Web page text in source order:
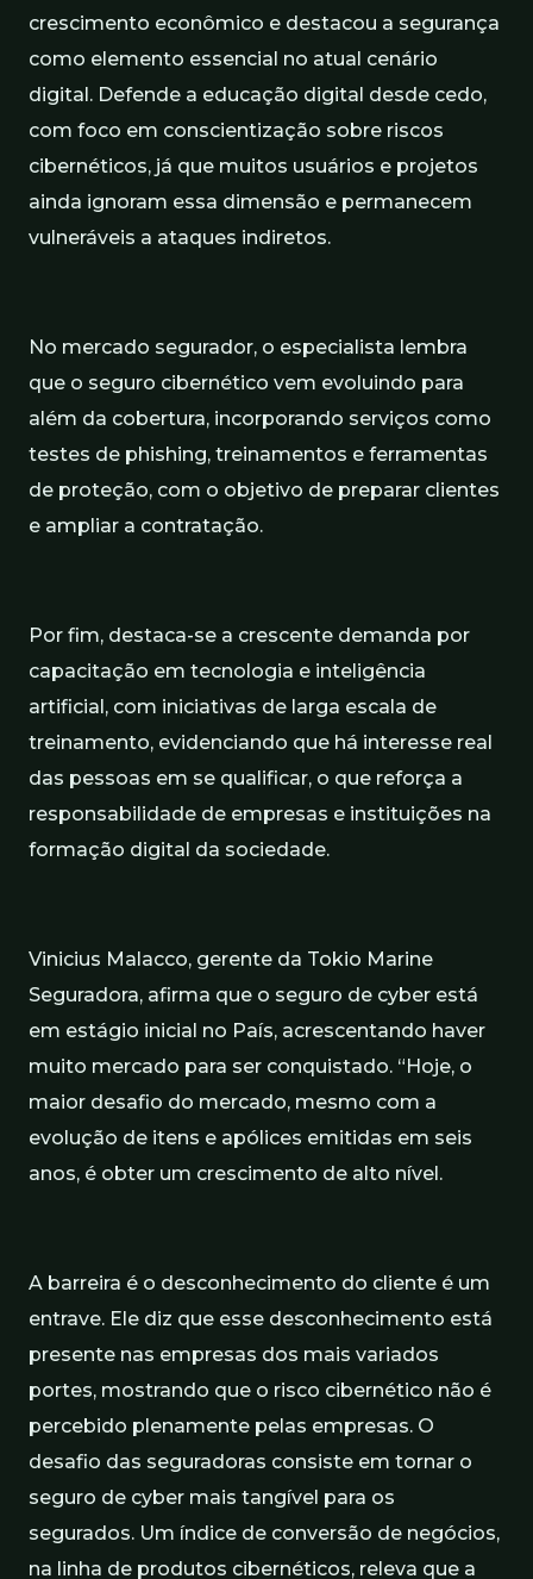
crescimento econômico e destacou a segurança
como elemento essencial no atual cenário
digital. Defende a educação digital desde cedo,
com foco em conscientização sobre riscos
cibernéticos, já que muitos usuários e projetos
ainda ignoram essa dimensão e permanecem
vulneráveis a ataques indiretos.
No mercado segurador, o especialista lembra
que o seguro cibernético vem evoluindo para
além da cobertura, incorporando serviços como
testes de phishing, treinamentos e ferramentas
de proteção, com o objetivo de preparar clientes
e ampliar a contratação.
Por fim, destaca-se a crescente demanda por
capacitação em tecnologia e inteligência
artificial, com iniciativas de larga escala de
treinamento, evidenciando que há interesse real
das pessoas em se qualificar, o que reforça a
responsabilidade de empresas e instituições na
formação digital da sociedade.
Vinicius Malacco, gerente da Tokio Marine
Seguradora, afirma que o seguro de cyber está
em estágio inicial no País, acrescentando haver
muito mercado para ser conquistado. “Hoje, o
maior desafio do mercado, mesmo com a
evolução de itens e apólices emitidas em seis
anos, é obter um crescimento de alto nível.
A barreira é o desconhecimento do cliente é um
entrave. Ele diz que esse desconhecimento está
presente nas empresas dos mais variados
portes, mostrando que o risco cibernético não é
percebido plenamente pelas empresas. O
desafio das seguradoras consiste em tornar o
seguro de cyber mais tangível para os
segurados. Um índice de conversão de negócios,
na linha de produtos cibernéticos, releva que a